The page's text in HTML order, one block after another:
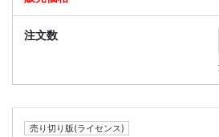
売り切り版(ライセンス)